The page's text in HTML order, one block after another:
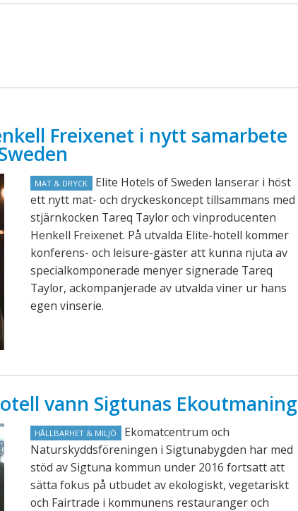
Freixenet i nytt samarbete
MAT & DRYCK
Elite Hotels of Sweden lanserar i höst
ett nytt mat- och dryckeskoncept tillsammans med
stjärnkocken Tareq Taylor och vinproducenten
Henkell Freixenet. På utvalda Elite-hotell kommer
konferens- och leisure-gäster att kunna njuta av
specialkomponerade menyer signerade Tareq
Taylor, ackompanjerade av utvalda viner ur hans
egen vinserie.
vann Sigtunas Ekoutmaning
HÅLLBARHET & MILJÖ
Ekomatcentrum och
Naturskyddsföreningen i Sigtunabygden har med
stöd av Sigtuna kommun under 2016 fortsatt att
sätta fokus på utbudet av ekologiskt, vegetariskt
och Fairtrade i kommunens restauranger och